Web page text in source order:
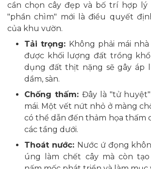
cần chọn cây đẹp và bố trí hợp lý
"phần chìm" mới là điều quyết
của khu vườn.
Tải trọng: Không phải mái
được khối lượng đất trồng
dụng đất thịt nặng sẽ gây áp
dầm, sàn.
Chống thấm: Đây là "tử
mái. Một vết nứt nhỏ ở màng
có thể dẫn đến thảm họa thấm
các tầng dưới.
Thoát nước: Nước ứ đọng
úng làm chết cây mà còn